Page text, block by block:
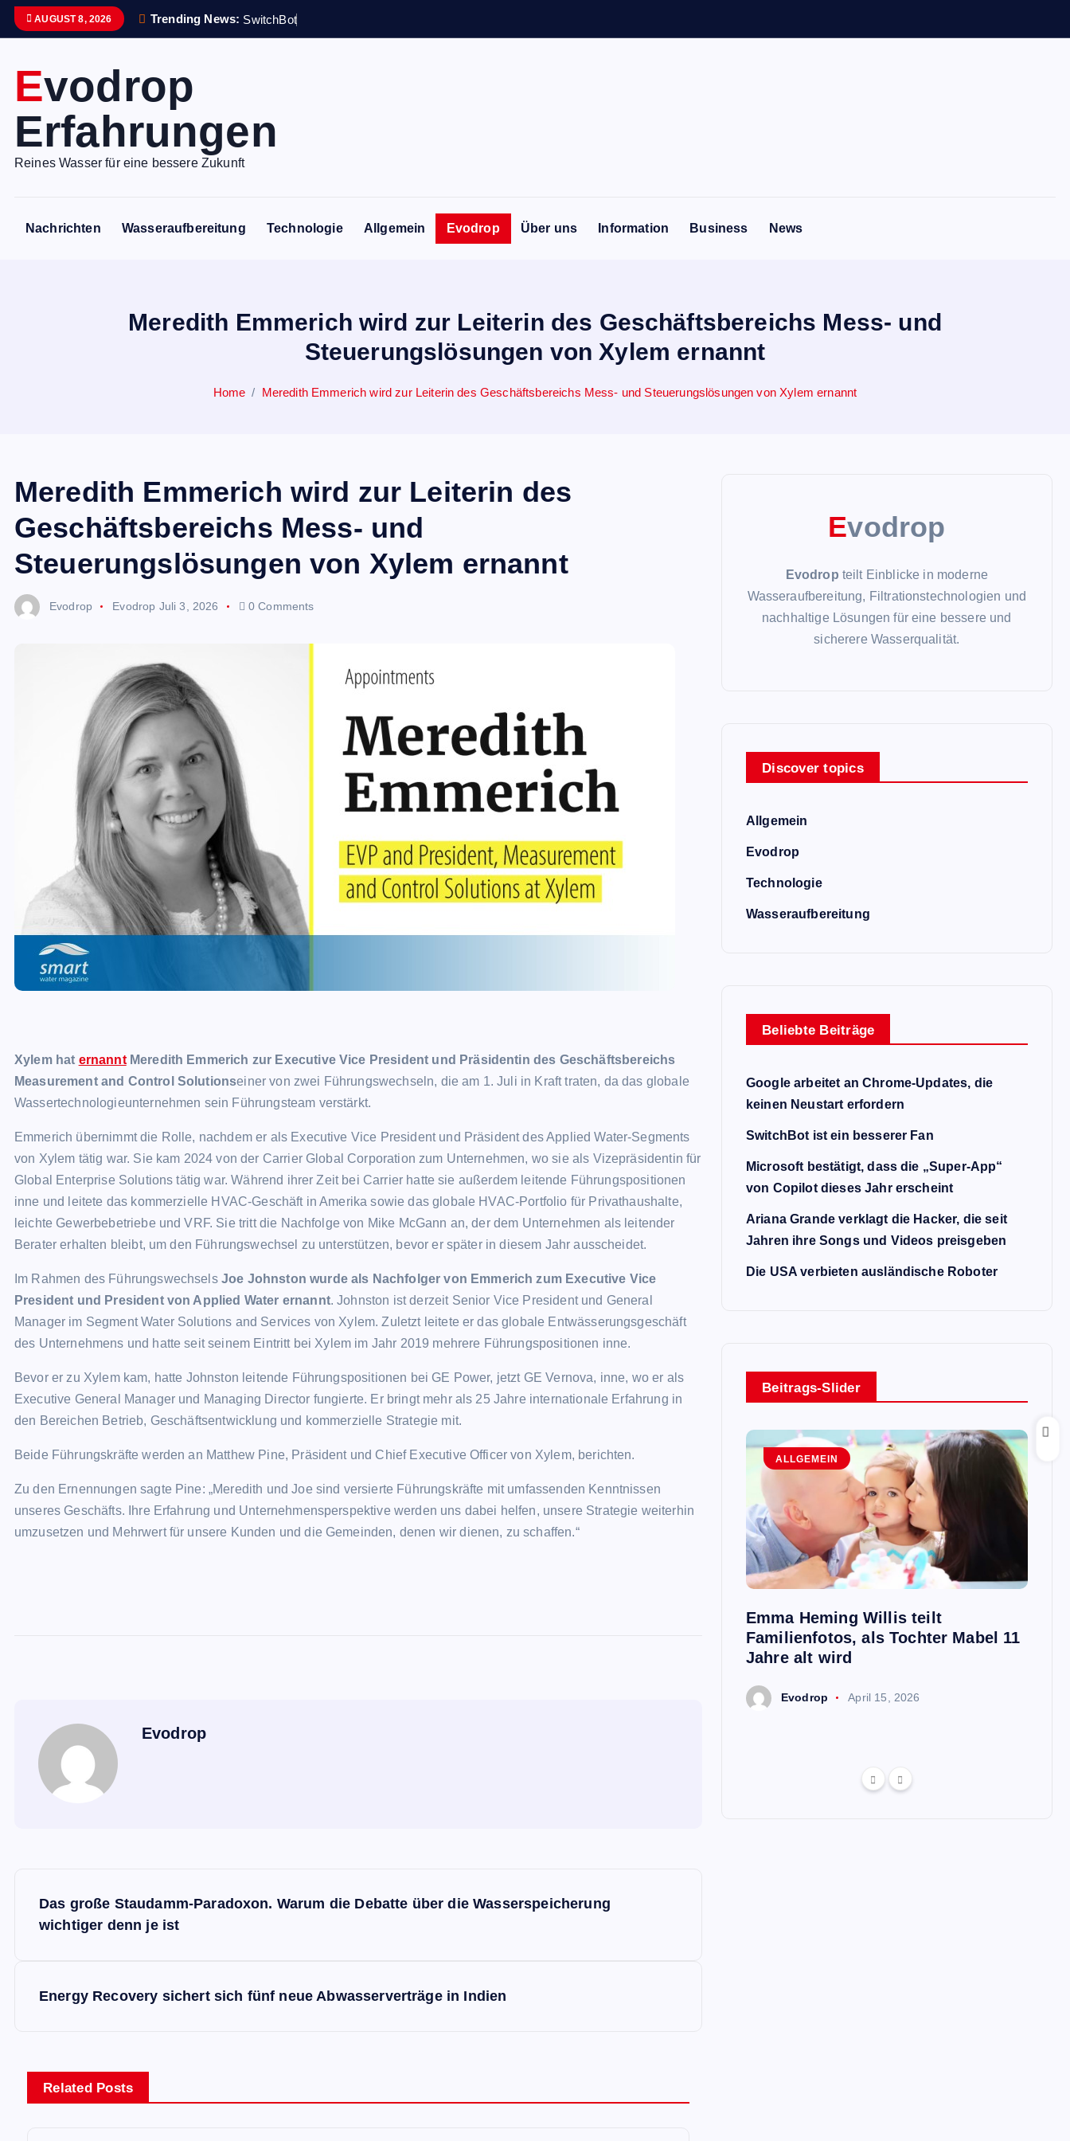
AUGUST 8, 2026 Trending News: SwitchBot
Evodrop
Erfahrungen
Reines Wasser für eine bessere Zukunft
Nachrichten Wasseraufbereitung Technologie Allgemein Evodrop Über uns Information Business News
Meredith Emmerich wird zur Leiterin des Geschäftsbereichs Mess- und
Steuerungslösungen von Xylem ernannt
Home Meredith Emmerich wird zur Leiterin des Geschäftsbereichs Mess- und Steuerungslösungen von Xylem ernannt
Meredith Emmerich wird zur Leiterin des
Geschäftsbereichs Mess- und
Steuerungslösungen von Xylem ernannt
Evodrop Evodrop Juli 3, 2026 0 Comments
Xylem hat ernanntMeredith Emmerich zur Executive Vice President und Präsidentin des Geschäftsbereichs
Measurement and Control Solutionseiner von zwei Führungswechseln, die am 1. Juli in Kraft traten, da das globale
Wassertechnologieunternehmen sein Führungsteam verstärkt.
Emmerich übernimmt die Rolle, nachdem er als Executive Vice President und Präsident des Applied Water-Segments
von Xylem tätig war. Sie kam 2024 von der Carrier Global Corporation zum Unternehmen, wo sie als Vizepräsidentin für
Global Enterprise Solutions tätig war. Während ihrer Zeit bei Carrier hatte sie außerdem leitende Führungspositionen
inne und leitete das kommerzielle HVAC-Geschäft in Amerika sowie das globale HVAC-Portfolio für Privathaushalte,
leichte Gewerbebetriebe und VRF. Sie tritt die Nachfolge von Mike McGann an, der dem Unternehmen als leitender
Berater erhalten bleibt, um den Führungswechsel zu unterstützen, bevor er später in diesem Jahr ausscheidet.
Im Rahmen des Führungswechsels Joe Johnston wurde als Nachfolger von Emmerich zum Executive Vice
President und President von Applied Water ernannt. Johnston ist derzeit Senior Vice President und General
Manager im Segment Water Solutions and Services von Xylem. Zuletzt leitete er das globale Entwässerungsgeschäft
des Unternehmens und hatte seit seinem Eintritt bei Xylem im Jahr 2019 mehrere Führungspositionen inne.
Bevor er zu Xylem kam, hatte Johnston leitende Führungspositionen bei GE Power, jetzt GE Vernova, inne, wo er als
Executive General Manager und Managing Director fungierte. Er bringt mehr als 25 Jahre internationale Erfahrung in
den Bereichen Betrieb, Geschäftsentwicklung und kommerzielle Strategie mit.
Beide Führungskräfte werden an Matthew Pine, Präsident und Chief Executive Officer von Xylem, berichten.
Zu den Ernennungen sagte Pine: „Meredith und Joe sind versierte Führungskräfte mit umfassenden Kenntnissen
unseres Geschäfts. Ihre Erfahrung und Unternehmensperspektive werden uns dabei helfen, unsere Strategie weiterhin
umzusetzen und Mehrwert für unsere Kunden und die Gemeinden, denen wir dienen, zu schaffen.“
Evodrop
B
r
a
Das große Staudamm-Paradoxon. Warum die Debatte über die Wasserspeicherung
wichtiger denn je ist
Energy Recovery sichert sich fünf neue Abwasserverträge in Indien
Related Posts
Evodrop
Evodrop teilt Einblicke in moderne
Wasseraufbereitung, Filtrationstechnologien und
nachhaltige Lösungen für eine bessere und
sicherere Wasserqualität.
Discover topics
Allgemein
Evodrop
Technologie
Wasseraufbereitung
Beliebte Beiträge
Google arbeitet an Chrome-Updates, die
keinen Neustart erfordern
SwitchBot ist ein besserer Fan
Microsoft bestätigt, dass die „Super-App“
von Copilot dieses Jahr erscheint
Ariana Grande verklagt die Hacker, die seit
Jahren ihre Songs und Videos preisgeben
Die USA verbieten ausländische Roboter
Beitrags-Slider
ALLGEMEIN ALLGEMEIN
Emma Heming Willis teilt
Familienfotos, als Tochter Mabel 11
Jahre alt wird
Evodrop April 15, 2026